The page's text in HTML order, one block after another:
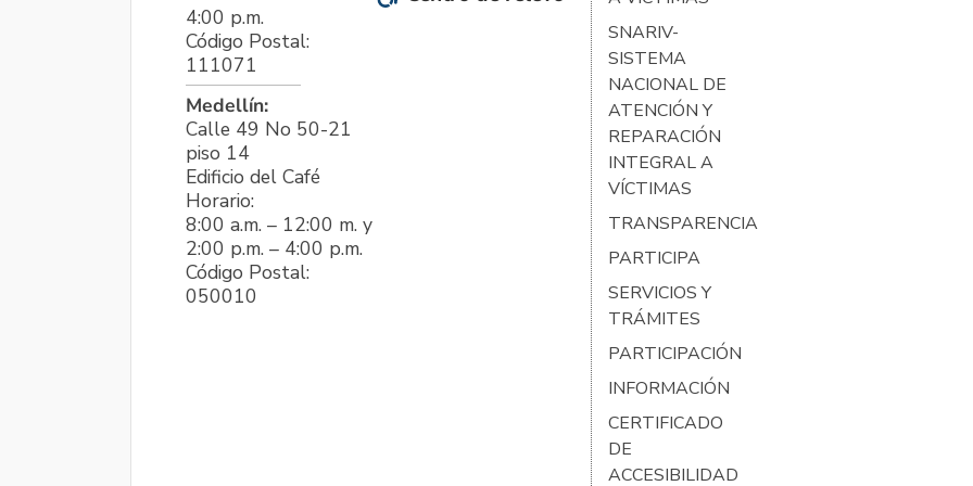
4:00 p.m.
Código Postal:
111071
Medellín:
Calle 49 No 50-21
piso 14
Edificio del Café
Horario:
8:00 a.m. – 12:00 m. y
2:00 p.m. – 4:00 p.m.
Código Postal:
050010
SNARIV-
SISTEMA
NACIONAL DE
ATENCIÓN Y
REPARACIÓN
INTEGRAL A
VÍCTIMAS
TRANSPARENCIA
PARTICIPA
SERVICIOS Y
TRÁMITES
PARTICIPACIÓN
INFORMACIÓN
CERTIFICADO
DE
ACCESIBILIDAD